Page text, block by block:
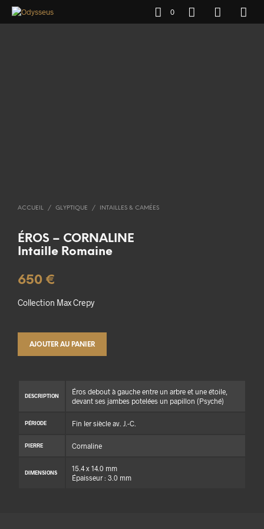
0
ACCUEIL / GLYPTIQUE / INTAILLES & CAMÉES
ÉROS – CORNALINE
Intaille Romaine
650 €
Collection Max Crepy
AJOUTER AU PANIER
DESCRIPTION
Éros debout à gauche entre un arbre et une étoile,
devant ses jambes potelées un papillon (Psyché)
PÉRIODE Fin Ier siècle av. J.-C.
PIERRE Cornaline
DIMENSIONS
15.4 x 14.0 mm
Épaisseur : 3.0 mm